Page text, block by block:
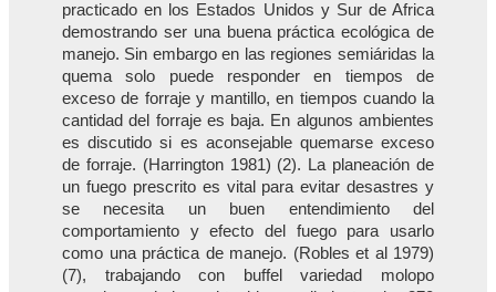
practicado en los Estados Unidos y Sur de Africa
demostrando ser una buena práctica ecológica de
manejo. Sin embargo en las regiones semiáridas la
quema solo puede responder en tiempos de
exceso de forraje y mantillo, en tiempos cuando la
cantidad del forraje es baja. En algunos ambientes
es discutido si es aconsejable quemarse exceso
de forraje. (Harrington 1981) (2). La planeación de
un fuego prescrito es vital para evitar desastres y
se necesita un buen entendimiento del
comportamiento y efecto del fuego para usarlo
como una práctica de manejo. (Robles et al 1979)
(7), trabajando con buffel variedad molopo